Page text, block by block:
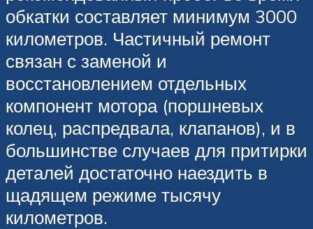
обкатки составляет минимум 3000
километров. Частичный ремонт
связан с заменой и
восстановлением отдельных
компонент мотора (поршневых
колец, распредвала, клапанов), и в
большинстве случаев для притирки
деталей достаточно наездить в
щадящем режиме тысячу
километров.